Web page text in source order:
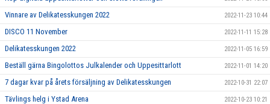
Vinnare av Delikatesskungen 2022 2022-11-23 10:44
DISCO 11 November 2022-11-11 15:28
Delikatesskungen 2022 2022-11-05 16:59
Beställ gärna Bingolottos Julkalender och Uppesittarlott 2022-11-01 14:20
7 dagar kvar på årets försäljning av Delikatesskungen 2022-10-31 22:07
Tävlings helg i Ystad Arena 2022-10-23 10:21